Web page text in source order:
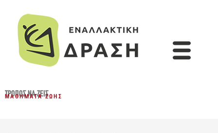
ΤΡΌΠΟΣ ΝΑ ΖΕΙΣ
ΜΑΘΉΜΑΤΑ ΖΩΉΣ